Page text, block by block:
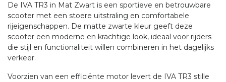
De IVA TR3 in Mat Zwart is een sportieve en betrouwbare
scooter met een stoere uitstraling en comfortabele
rijeigenschappen. De matte zwarte kleur geeft deze
scooter een moderne en krachtige look, ideaal voor rijders
die stijl en functionaliteit willen combineren in het dagelijks
verkeer.
Voorzien van een efficiënte motor levert de IVA TR3 stille